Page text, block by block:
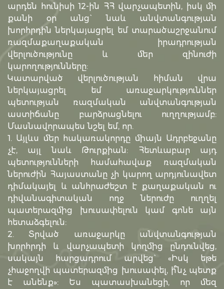
արդեն հունիսի 12-ին ՀՀ վարչապետին, իսկ մի
քանի օր անց` նաև անվտանգության
խորհրդին ներկայացրել եմ տարածաշրջանում
ռազմաքաղաքական իրադրության
վերլուծությունը և մեր զինուժի
կարողությունները:
Կատարված վերլուծության հիման վրա
ներկայացրել եմ առաջարկություններ
պետության ռազմական անվտանգության
աստիճանը բարձրացնելու ուղղությամբ:
Մասնավորապես նշել եմ, որ.
1. Այլևս մեր հակառակորդը միայն Ադրբեջանը
չէ, այլ նաև Թուրքիան: Հետևաբար այդ
պետությունների համահավաք ռազմական
ներուժին Հայաստանը չի կարող արդյունավետ
դիմակայել և անհրաժեշտ է քաղաքական ու
դիվանագիտական ողջ ներուժը ուղղել
պատերազմից խուսափելուն կամ գոնե այն
հետաձգելուն:
2. Տրված առաջարկը անվտանգության
խորհրդի և վարչապետի կողմից ընդունվեց,
սակայն հարցադրում արվեց` «Իսկ եթե
չհաջողվի պատերազմից խուսափել, ի՞նչ պետք
է անենք»: Ես պատասխանեցի, որ մեզ